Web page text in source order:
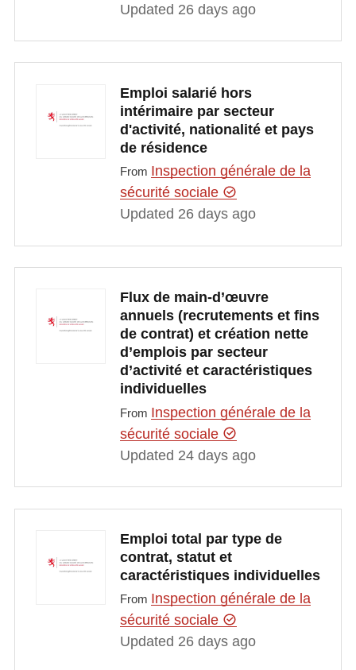
Updated 26 days ago
Emploi salarié hors
intérimaire par secteur
d'activité, nationalité et pays
de résidence
From Inspection générale de la
sécurité sociale
Updated 26 days ago
Flux de main-d’œuvre
annuels (recrutements et fins
de contrat) et création nette
d’emplois par secteur
d’activité et caractéristiques
individuelles
From Inspection générale de la
sécurité sociale
Updated 24 days ago
Emploi total par type de
contrat, statut et
caractéristiques individuelles
From Inspection générale de la
sécurité sociale
Updated 26 days ago